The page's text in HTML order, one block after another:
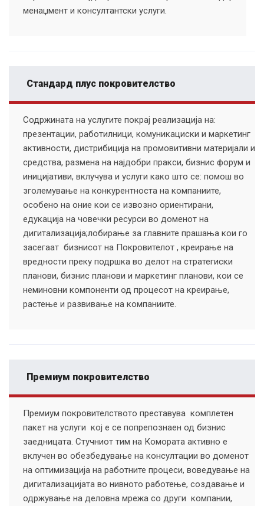
менаџмент и консултантски услуги.
Стандард плус покровителство
Содржината на услугите покрај реализација на:
презентации, работилници, комуникациски и маркетинг
активности, дистрибиција на промовитивни материјали и
средства, размена на најдобри пракси, бизнис форум и
иницијативи, вклучува и услуги како што се: помош во
зголемување на конкурентноста на компаниите,
особено на оние кои се извозно ориентирани,
едукација на човечки ресурси во доменот на
дигитализација;лобирање за главните прашања кои го
засегаат бизнисот на Покровителот , креирање на
вредности преку подршка во делот на стратегиски
планови, бизнис планови и маркетинг планови, кои се
неминовни компоненти од процесот на креирање,
растење и развивање на компаниите.
Премиум покровителство
Премиум покровителството преставува комплетен
пакет на услуги кој е се попрепознаен од бизнис
заедницата. Стучниот тим на Комората активно е
вклучен во обезбедување на консултации во доменот
на оптимизација на работните процеси, воведување на
дигитализацијата во нивното работење, создавање и
одржување на деловна мрежа со други компании,